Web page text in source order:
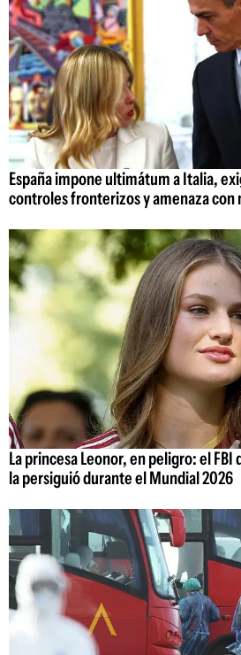
España impone ultimátum a Italia,
controles fronterizos y amenaza
La princesa Leonor, en peligro: el
la persiguió durante el Mundial 2026